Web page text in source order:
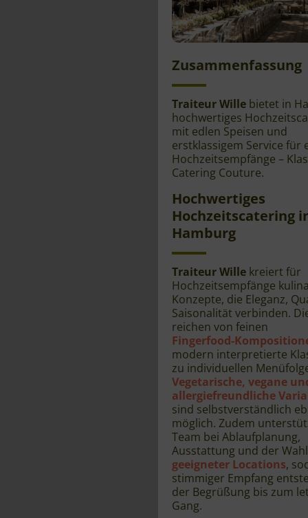
Zusammenfassung
Traiteur Wille bietet in
hochwertiges
mit edlen Speisen und
erstklassigem Service für
Hochzeitsempfänge –
Catering Couture.
Hochwertiges
Hochzeitscatering
Hamburg
Traiteur Wille kreiert für
Hochzeitsempfänge
Konzepte, die Eleganz,
Saisonalität verbinden.
reichen von feinen
Fingerfood-
modern interpretierte
zu individuellen
Vegetarische, vegane
allergiefreundliche
sind selbstverständlich
möglich. Zudem
Team bei Ablaufplanung,
Ausstattung und der Wahl
geeigneter Locations,
stimmiger Empfang
der Begrüßung bis zum
Gang.